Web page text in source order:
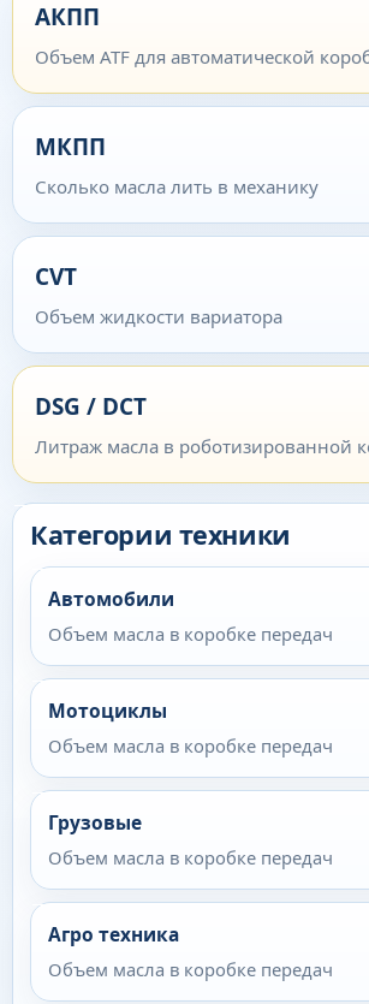
АКПП
Объем ATF для автоматической
МКПП
Сколько масла лить в механику
CVT
Объем жидкости вариатора
DSG / DCT
Литраж масла в роботизированной
Категории техники
Автомобили
Объем масла в коробке передач
Мотоциклы
Объем масла в коробке передач
Грузовые
Объем масла в коробке передач
Агро техника
Объем масла в коробке передач